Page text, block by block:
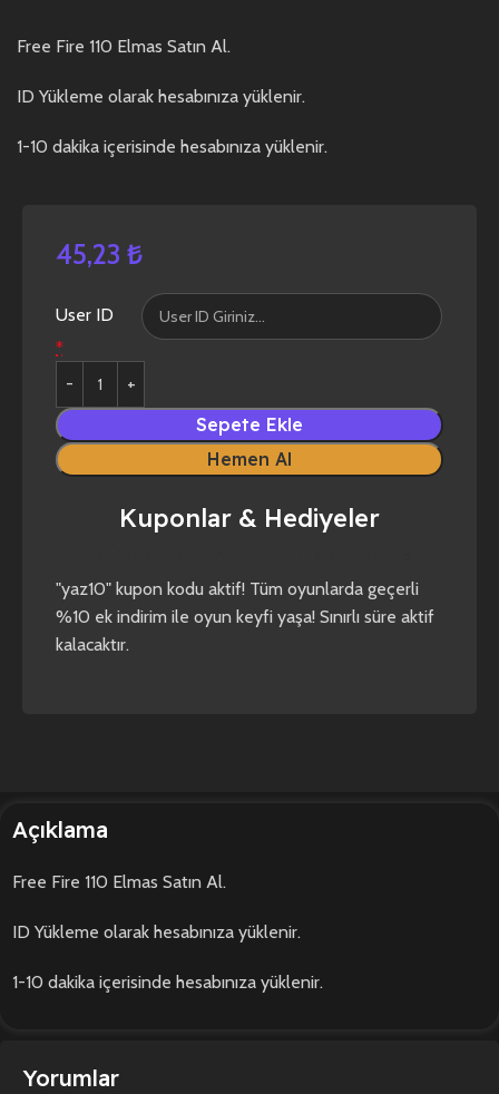
Free Fire 110 Elmas Satın Al.
ID Yükleme olarak hesabınıza yüklenir.
1-10 dakika içerisinde hesabınıza yüklenir.
45,23 ₺
User ID
*
Sepete Ekle
Hemen Al
Kuponlar & Hediyeler
"yaz10" kupon kodu aktif! Tüm oyunlarda geçerli
%10 ek indirim ile oyun keyfi yaşa! Sınırlı süre aktif
kalacaktır.
Açıklama
Free Fire 110 Elmas Satın Al.
ID Yükleme olarak hesabınıza yüklenir.
1-10 dakika içerisinde hesabınıza yüklenir.
Yorumlar